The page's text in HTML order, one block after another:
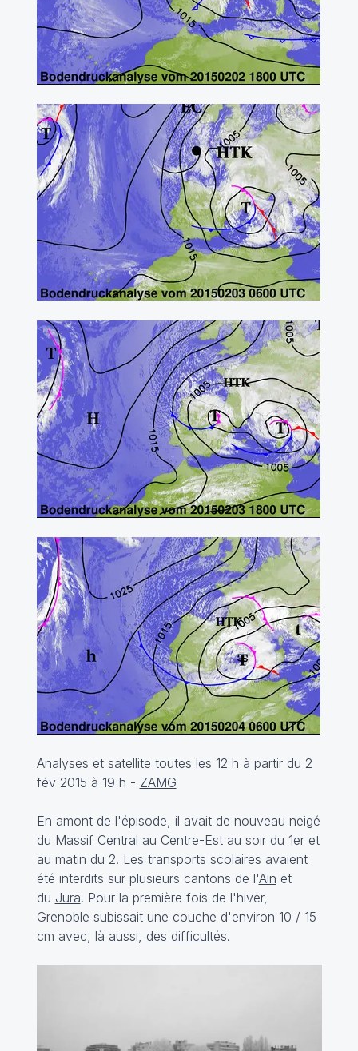
Analyses et satellite toutes les 12 h à partir du 2
fév 2015 à 19 h - ZAMG
En amont de l'épisode, il avait de nouveau neigé
du Massif Central au Centre-Est au soir du 1er et
au matin du 2. Les transports scolaires avaient
été interdits sur plusieurs cantons de l'Ain et
du Jura. Pour la première fois de l'hiver,
Grenoble subissait une couche d'environ 10 / 15
cm avec, là aussi, des difficultés.